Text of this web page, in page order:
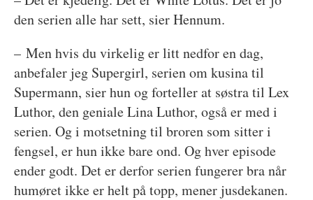
den serien alle har sett, sier Hennum.
– Men hvis du virkelig er litt nedfor en dag,
anbefaler jeg Supergirl, serien om kusina til
Supermann, sier hun og forteller at søstra til Lex
Luthor, den geniale Lina Luthor, også er med i
serien. Og i motsetning til broren som sitter i
fengsel, er hun ikke bare ond. Og hver episode
ender godt. Det er derfor serien fungerer bra når
humøret ikke er helt på topp, mener jusdekanen.